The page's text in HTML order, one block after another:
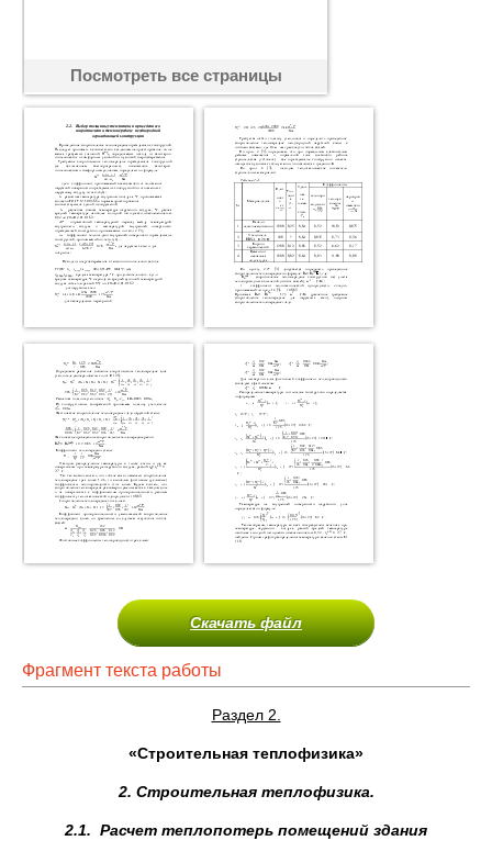
Посмотреть все страницы
Скачать файл
Фрагмент текста работы
Раздел 2.
«Строительная теплофизика»
2. Строительная теплофизика.
2.1. Расчет теплопотерь помещений здания